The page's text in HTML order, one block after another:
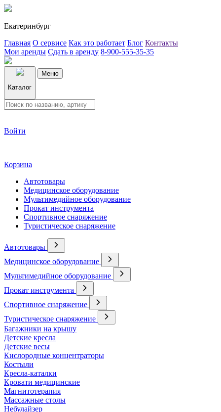
Екатеринбург
Главная О сервисе Как это работает Блог Контакты
Мои аренды Сдать в аренду 8-900-555-35-35
Каталог
Меню
Войти
Корзина
Автотовары
Медицинское оборудование
Мультимедийное оборудование
Прокат инструмента
Спортивное снаряжение
Туристическое снаряжение
Автотовары
Медицинское оборудование
Мультимедийное оборудование
Прокат инструмента
Спортивное снаряжение
Туристическое снаряжение
Багажники на крышу
Детские кресла
Детские весы
Кислородные концентраторы
Костыли
Кресла-каталки
Кровати медицинские
Магнитотерапия
Массажные столы
Небулайзер